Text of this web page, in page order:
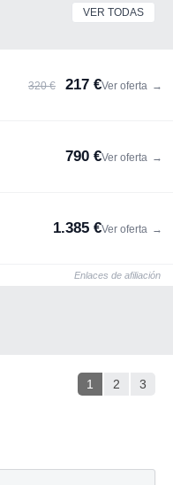
VER TODAS
320 € 217 €Ver oferta →
790 €Ver oferta →
1.385 €Ver oferta →
Enlaces de afiliación
1 2 3